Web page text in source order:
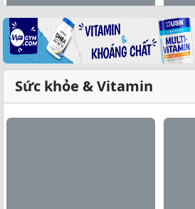
Xem tất cả →
Sức khỏe & Vitamin